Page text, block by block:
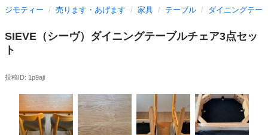
ジモティー 売ります・あげます 家具 テーブル ダイニングテー
SIEVE（シーヴ）ダイニングテーブルチェア3点セッ
ト
投稿ID: 1p9aji